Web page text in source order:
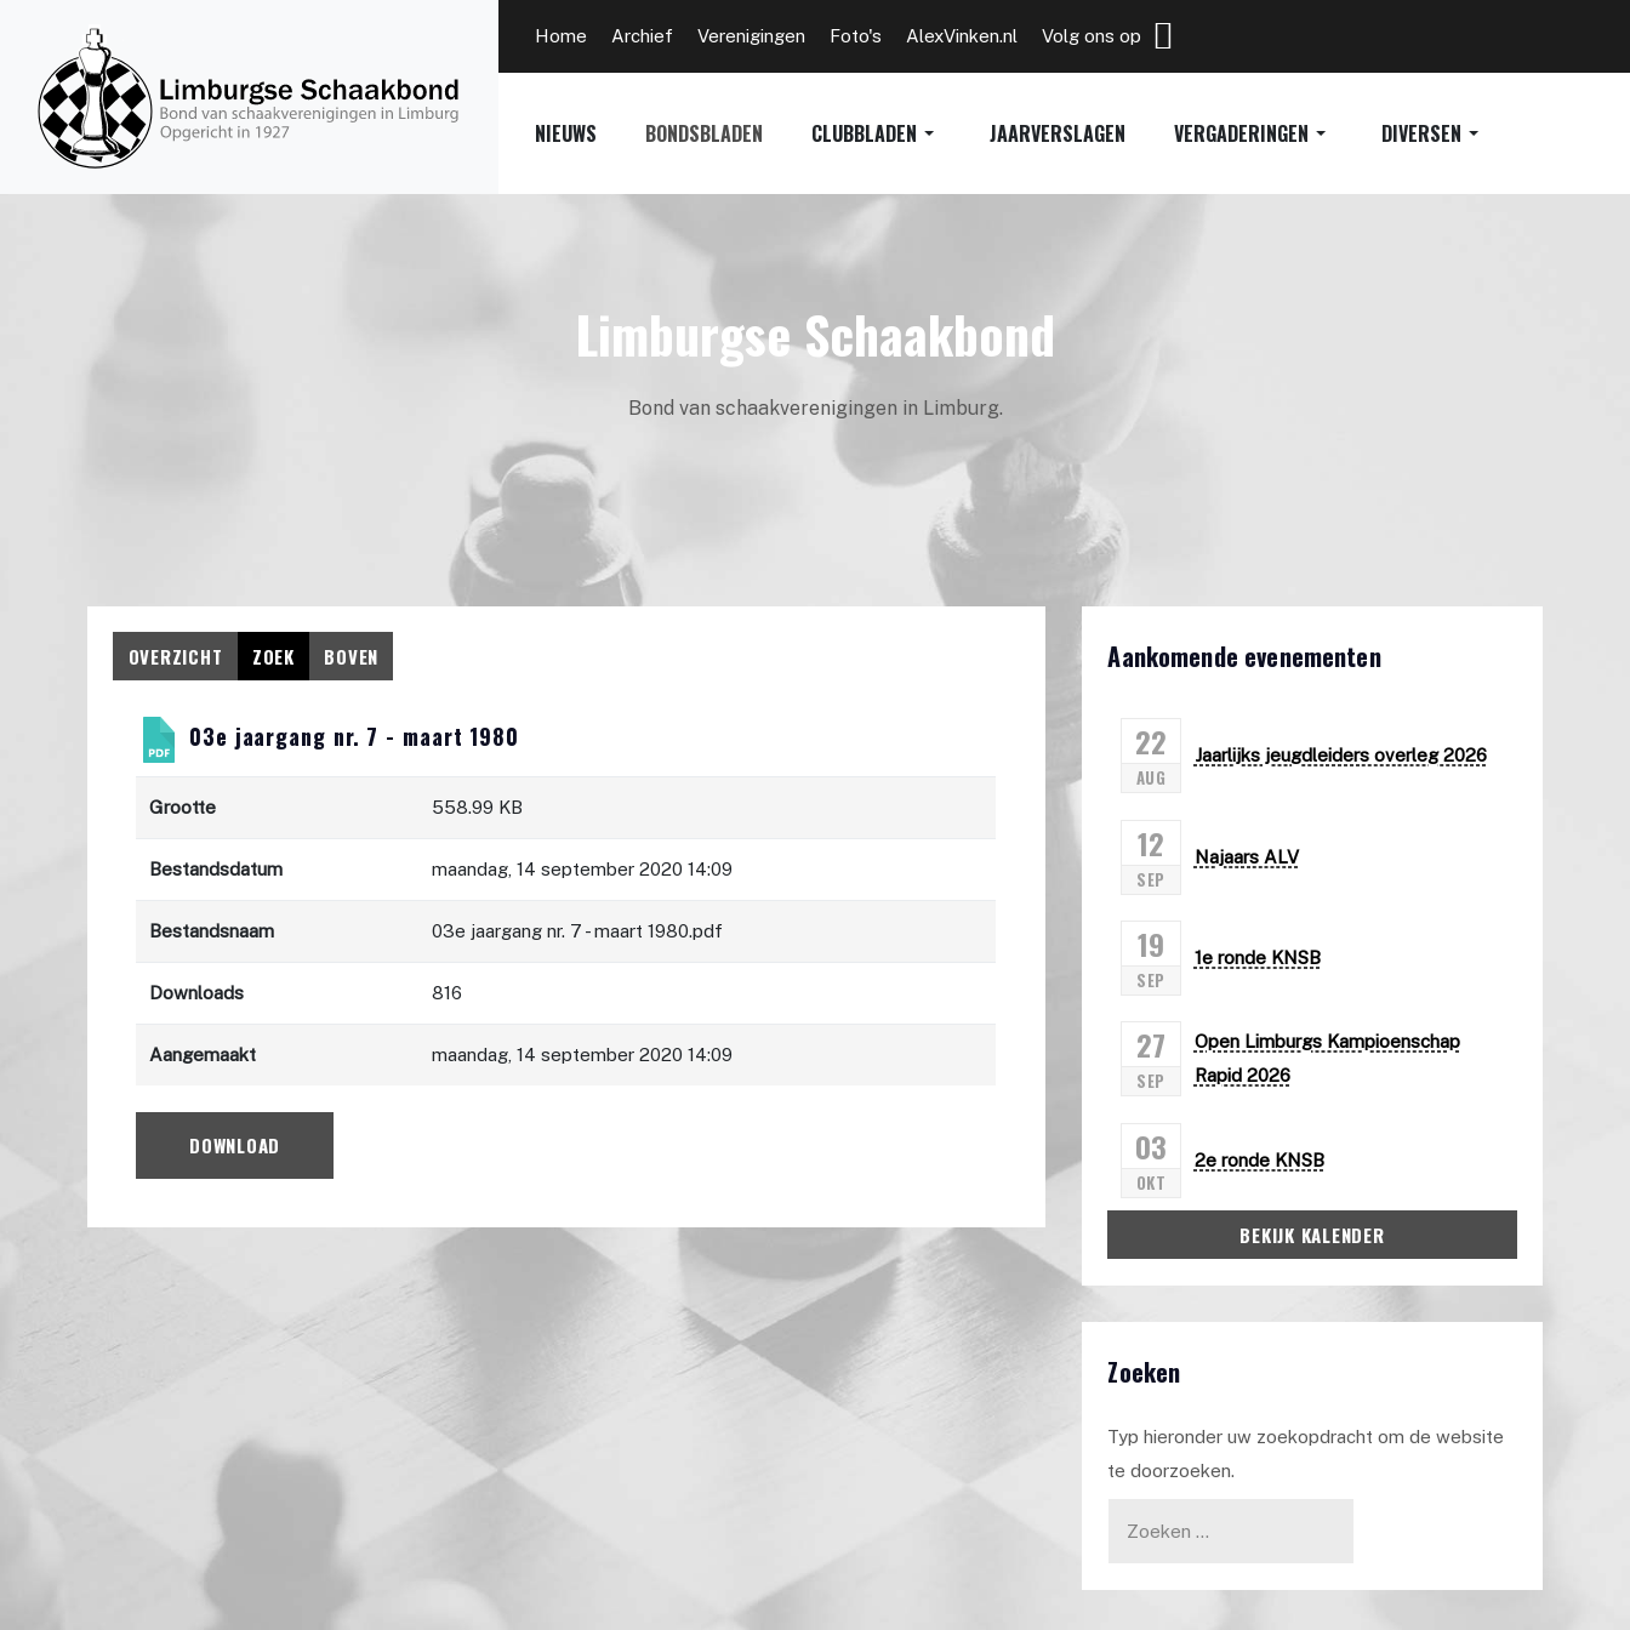
Home Archief Verenigingen Foto's AlexVinken.nl Volg ons op
NIEUWS BONDSBLADEN CLUBBLADEN JAARVERSLAGEN VERGADERINGEN DIVERSEN
Limburgse Schaakbond
Bond van schaakverenigingen in Limburg.
OVERZICHT ZOEK BOVEN
03e jaargang nr. 7 - maart 1980
Grootte 558.99 KB
Bestandsdatum maandag, 14 september 2020 14:09
Bestandsnaam 03e jaargang nr. 7 - maart 1980.pdf
Downloads 816
Aangemaakt maandag, 14 september 2020 14:09
DOWNLOAD
Aankomende evenementen
22
AUG
Jaarlijks jeugdleiders overleg 2026
12
SEP
Najaars ALV
19
SEP
1e ronde KNSB
27
SEP
Open Limburgs Kampioenschap
Rapid 2026
03
OKT
2e ronde KNSB
BEKIJK KALENDER
Zoeken
Typ hieronder uw zoekopdracht om de website
te doorzoeken.